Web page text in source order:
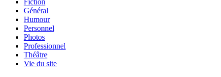
Fiction
Général
Humour
Personnel
Photos
Professionnel
Théâtre
Vie du site